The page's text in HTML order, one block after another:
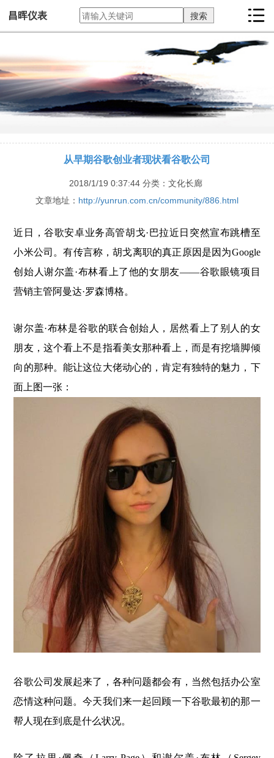
昌晖仪表
从早期谷歌创业者现状看谷歌公司
2018/1/19 0:37:44 分类：文化长廊
文章地址： http://yunrun.com.cn/community/886.html
近日，谷歌安卓业务高管胡戈·巴拉近日突然宣布跳槽至
小米公司。有传言称，胡戈离职的真正原因是因为Google
创始人谢尔盖·布林看上了他的女朋友——谷歌眼镜项目
营销主管阿曼达·罗森博格。
谢尔盖·布林是谷歌的联合创始人，居然看上了别人的女
朋友，这个看上不是指看美女那种看上，而是有挖墙脚倾
向的那种。能让这位大佬动心的，肯定有独特的魅力，下
面上图一张：
谷歌公司发展起来了，各种问题都会有，当然包括办公室
恋情这种问题。今天我们来一起回顾一下谷歌最初的那一
帮人现在到底是什么状况。